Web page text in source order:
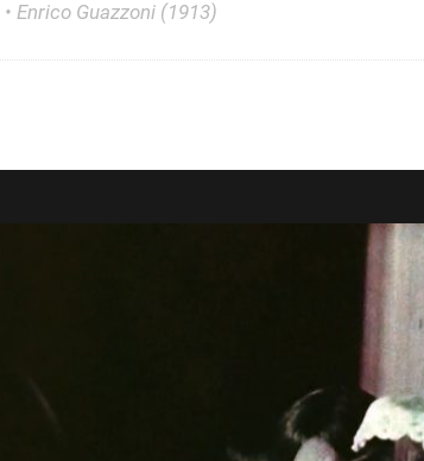
• Enrico Guazzoni (1913)